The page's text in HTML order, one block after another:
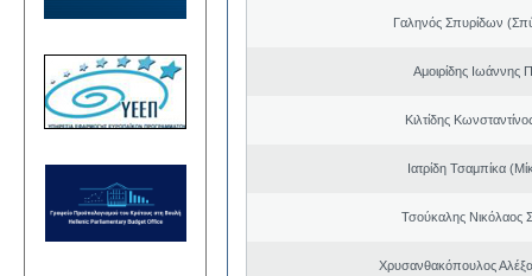
Γαληνός Σπυρίδων
Αμοιρίδης Ιωάννης
Κιλτίδης
Ιατρίδη Τσαμπίκα
Τσούκαλης Νικόλαος
Χρυσανθακόπουλος